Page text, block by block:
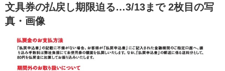
文具券の払戻し期限迫る…3/13まで 2枚目の写
真・画像